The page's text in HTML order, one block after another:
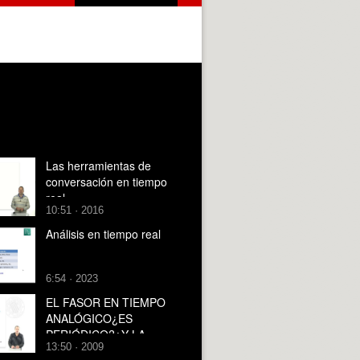
Las herramientas de
conversación en tiempo
real
10:51 · 2016
Análisis en tiempo real
6:54 · 2023
EL FASOR EN TIEMPO
ANALÓGICO¿ES
PERIÓDICO?¿Y LA
SUMA DE FASORES, LO
13:50 · 2009